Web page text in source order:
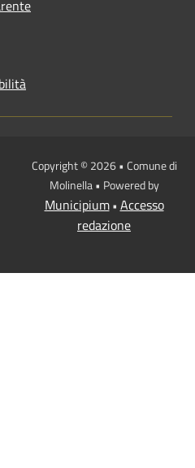
Copyright © 2026 • Comune di
Molinella • Powered by
Municipium• Accesso
redazione